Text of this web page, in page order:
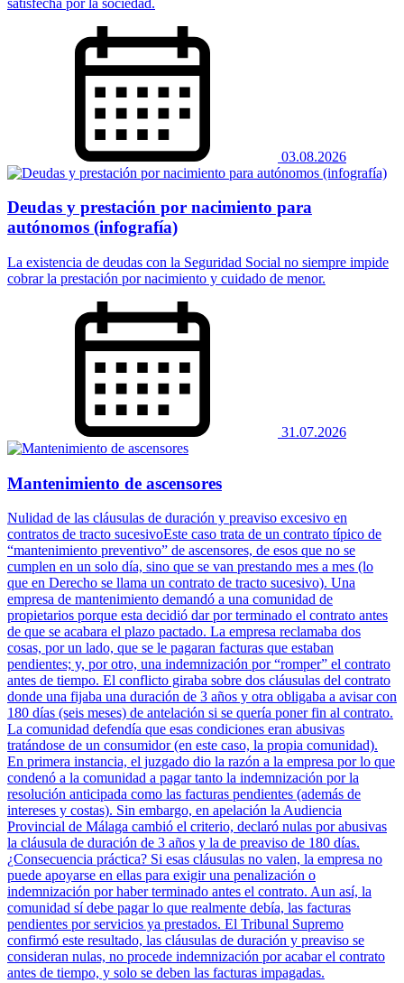
03.08.2026
Deudas y prestación por nacimiento para
autónomos (infografía)
La existencia de deudas con la Seguridad Social no siempre impide
cobrar la prestación por nacimiento y cuidado de menor.
31.07.2026
Mantenimiento de ascensores
Nulidad de las cláusulas de duración y preaviso excesivo en
contratos de tracto sucesivoEste caso trata de un contrato típico de
“mantenimiento preventivo” de ascensores, de esos que no se
cumplen en un solo día, sino que se van prestando mes a mes (lo
que en Derecho se llama un contrato de tracto sucesivo). Una
empresa de mantenimiento demandó a una comunidad de
propietarios porque esta decidió dar por terminado el contrato antes
de que se acabara el plazo pactado. La empresa reclamaba dos
cosas, por un lado, que se le pagaran facturas que estaban
pendientes; y, por otro, una indemnización por “romper” el contrato
antes de tiempo. El conflicto giraba sobre dos cláusulas del contrato
donde una fijaba una duración de 3 años y otra obligaba a avisar con
180 días (seis meses) de antelación si se quería poner fin al contrato.
La comunidad defendía que esas condiciones eran abusivas
tratándose de un consumidor (en este caso, la propia comunidad).
En primera instancia, el juzgado dio la razón a la empresa por lo que
condenó a la comunidad a pagar tanto la indemnización por la
resolución anticipada como las facturas pendientes (además de
intereses y costas). Sin embargo, en apelación la Audiencia
Provincial de Málaga cambió el criterio, declaró nulas por abusivas
la cláusula de duración de 3 años y la de preaviso de 180 días.
¿Consecuencia práctica? Si esas cláusulas no valen, la empresa no
puede apoyarse en ellas para exigir una penalización o
indemnización por haber terminado antes el contrato. Aun así, la
comunidad sí debe pagar lo que realmente debía, las facturas
pendientes por servicios ya prestados. El Tribunal Supremo
confirmó este resultado, las cláusulas de duración y preaviso se
consideran nulas, no procede indemnización por acabar el contrato
antes de tiempo, y solo se deben las facturas impagadas.